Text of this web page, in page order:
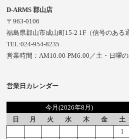
D-ARMS 郡山店
〒963-0106
福島県郡山市成山町15-2 1F（信号のある
TEL:024-954-8235
営業時間：AM10:00-PM6:00／土・日曜
営業日カレンダー
今月(2026年8月)
日
月 火 水 木 金
土
1